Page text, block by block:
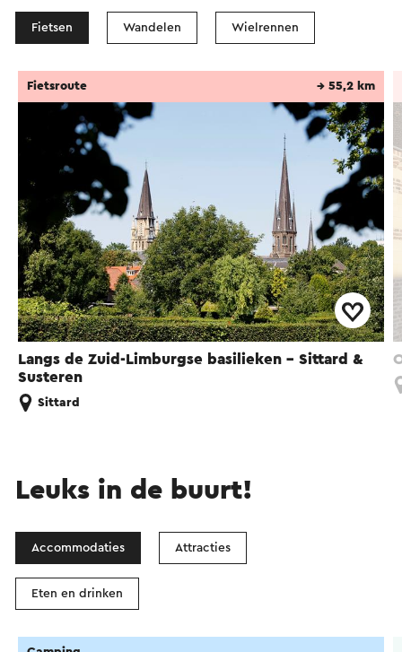
Fietsen Wandelen Wielrennen
Langs de Zuid-Limburgse basilieken - Sittard &
Susteren
Fietsroute → 55,2 km
Sittard
Leuks in de buurt!
Accommodaties Attracties
Eten en drinken